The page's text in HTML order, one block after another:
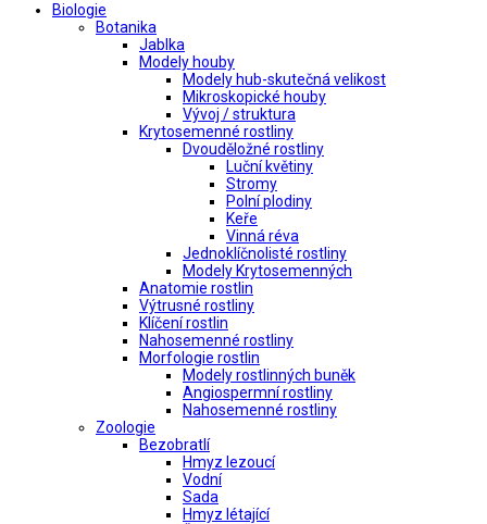
Biologie
Botanika
Jablka
Modely houby
Modely hub-skutečná velikost
Mikroskopické houby
Vývoj / struktura
Krytosemenné rostliny
Dvouděložné rostliny
Luční květiny
Stromy
Polní plodiny
Keře
Vinná réva
Jednoklíčnolisté rostliny
Modely Krytosemenných
Anatomie rostlin
Výtrusné rostliny
Klíčení rostlin
Nahosemenné rostliny
Morfologie rostlin
Modely rostlinných buněk
Angiospermní rostliny
Nahosemenné rostliny
Zoologie
Bezobratlí
Hmyz lezoucí
Vodní
Sada
Hmyz létající